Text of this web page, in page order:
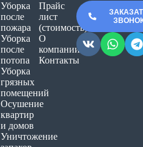
Уборка
после
пожара
Уборка
после
потопа
Уборка
грязных
помещений
Осушение
квартир
и домов
Уничтожение
Прайс
лист
(стоимость)
О
компании
Контакты